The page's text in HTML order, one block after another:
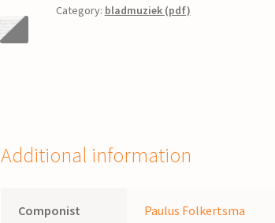
befrijingsbitinking
Folkertsma
tekst:
Category: bladmuziek (pdf)
Additional information
Componist Paulus Folkertsma